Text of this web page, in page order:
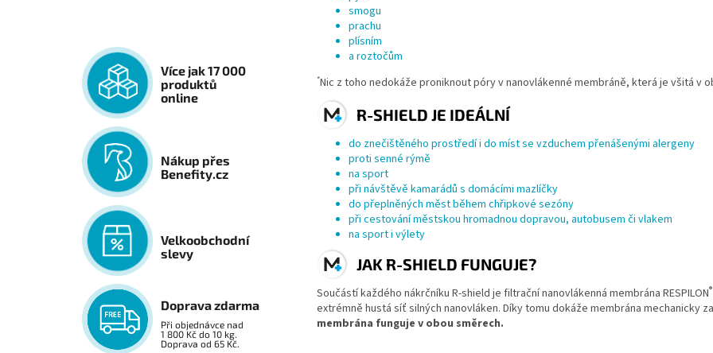
Více jak 17 000
produktů
online
Nákup přes
Benefity.cz
Velkoobchodní
slevy
Doprava zdarma
Při objednávce nad
1 800 Kč do 10 kg.
Doprava od 65 Kč.
smogu
prachu
plísním
a roztočům
*Nic z toho nedokáže proniknout póry v nanovlákenné membráně, která je všitá v
R-SHIELD JE IDEÁLNÍ
do znečištěného prostředí i do míst se vzduchem přenášenými alergeny
proti senné rýmě
na sport
při návštěvě kamarádů s domácími mazlíčky
do přeplněných měst během chřipkové sezóny
při cestování městskou hromadnou dopravou, autobusem či vlakem
na sport i výlety
JAK R-SHIELD FUNGUJE?
Součástí každého nákrčníku R-shield je filtrační nanovlákenná membrána RESPILON®
extrémně hustá síť silných nanovláken. Díky tomu dokáže membrána mechanicky
membrána funguje v obou směrech.